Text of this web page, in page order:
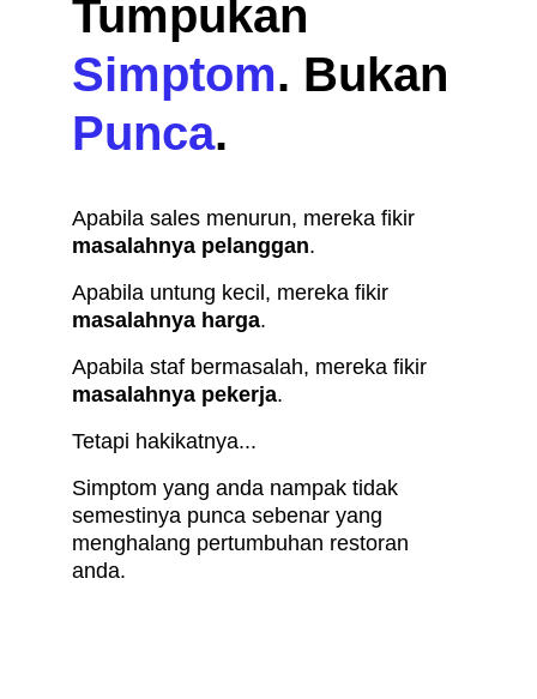
Tumpukan
Simptom. Bukan
Punca.
Apabila sales menurun, mereka fikir
masalahnya pelanggan.
Apabila untung kecil, mereka fikir
masalahnya harga.
Apabila staf bermasalah, mereka fikir
masalahnya pekerja.
Tetapi hakikatnya...
Simptom yang anda nampak tidak
semestinya punca sebenar yang
menghalang pertumbuhan restoran
anda.